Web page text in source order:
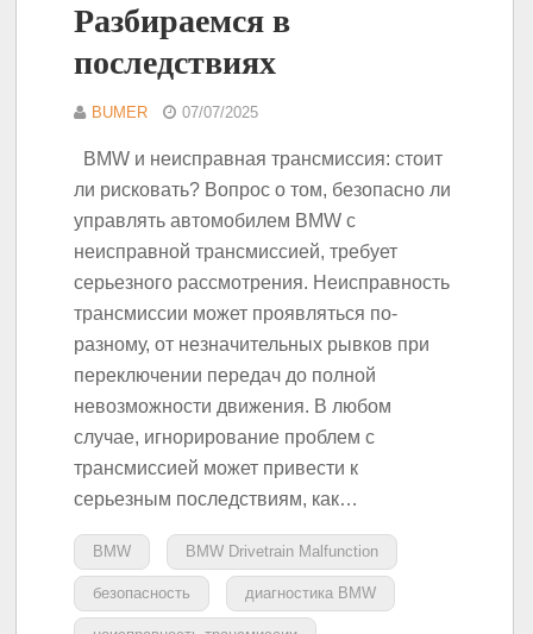
Разбираемся в
последствиях
BUMER 07/07/2025
BMW и неисправная трансмиссия: стоит
ли рисковать? Вопрос о том, безопасно ли
управлять автомобилем BMW с
неисправной трансмиссией, требует
серьезного рассмотрения. Неисправность
трансмиссии может проявляться по-
разному, от незначительных рывков при
переключении передач до полной
невозможности движения. В любом
случае, игнорирование проблем с
трансмиссией может привести к
серьезным последствиям, как…
BMW BMW Drivetrain Malfunction
безопасность диагностика BMW